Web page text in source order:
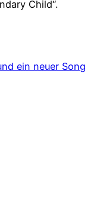
Child“.